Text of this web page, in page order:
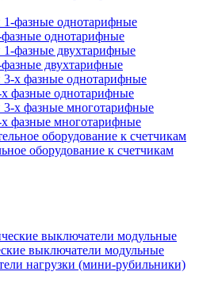
однотарифные
двухтарифные
фазные однотарифные
фазные многотарифные
оборудование к счетчикам
выключатели модульные